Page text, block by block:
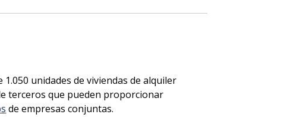
unidades de viviendas de alquiler
terceros que pueden proporcionar
de empresas conjuntas.